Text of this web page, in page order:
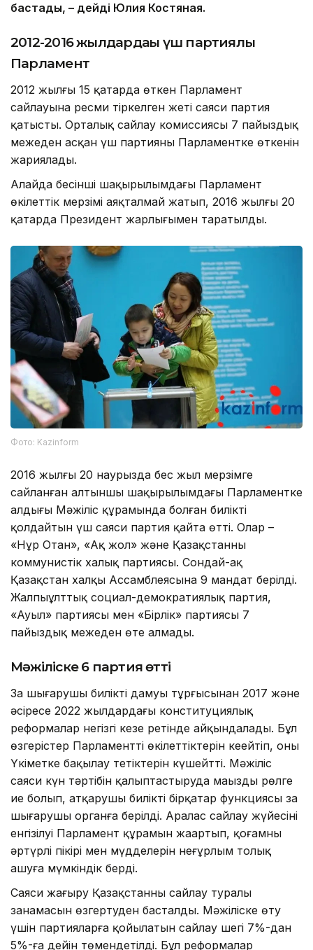
бастады, – дейді Юлия Костяная.
2012-2016 жылдардағы үш партиялы
Парламент
2012 жылғы 15 қаңтарда өткен Парламент
сайлауына ресми тіркелген жеті саяси партия
қатысты. Орталық сайлау комиссиясы 7 пайыздық
межеден асқан үш партияның Парламентке өткенін
жариялады.
Алайда бесінші шақырылымдағы Парламент
өкілеттік мерзімі аяқталмай жатып, 2016 жылғы 20
қаңтарда Президент жарлығымен таратылды.
Фото: Kazinform
2016 жылғы 20 наурызда бес жыл мерзімге
сайланған алтыншы шақырылымдағы Парламентке
алдыңғы Мәжіліс құрамында болған билікті
қолдайтын үш саяси партия қайта өтті. Олар –
«Нұр Отан», «Ақ жол» және Қазақстанның
коммунистік халық партиясы. Сондай-ақ
Қазақстан халқы Ассамблеясына 9 мандат берілді.
Жалпыұлттық социал-демократиялық партия,
«Ауыл» партиясы мен «Бірлік» партиясы 7
пайыздық межеден өте алмады.
Мәжіліске 6 партия өтті
Заң шығарушы биліктің дамуы тұрғысынан 2017 және
әсіресе 2022 жылдардағы конституциялық
реформалар негізгі кезең ретінде айқындалады. Бұл
өзгерістер Парламенттің өкілеттіктерін кеңейтіп, оның
Үкіметке бақылау тетіктерін күшейтті. Мәжіліс
саяси күн тәртібін қалыптастыруда маңызды рөлге
ие болып, атқарушы биліктің бірқатар функциясы заң
шығарушы органға берілді. Аралас сайлау жүйесінің
енгізілуі Парламент құрамын жаңартып, қоғамның
әртүрлі пікірі мен мүдделерін неғұрлым толық
ашуға мүмкіндік берді.
Саяси жаңғыру Қазақстанның сайлау туралы
заңнамасын өзгертуден басталды. Мәжіліске өту
үшін партияларға қойылатын сайлау шегі 7%-дан
5%-ға дейін төмендетілді. Бұл реформалар